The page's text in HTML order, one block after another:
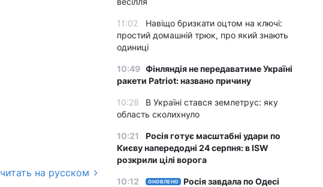
читать на русском
11:02
Навіщо бризкати оцтом на ключі:
простий домашній трюк, про який знають
одиниці
10:49 Фінляндія не передаватиме Україні
ракети Patriot: названо причину
10:28
В Україні стався землетрус: яку
область сколихнуло
10:21
Росія готує масштабні удари по
Києву напередодні 24 серпня: в ISW
розкрили цілі ворога
10:12 ОНОВЛЕНО
Росія завдала по Одесі